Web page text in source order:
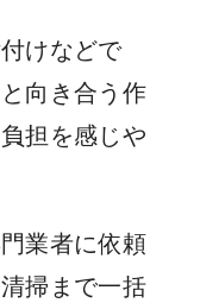
けなどで
向き合う作
担を感じや
業者に依頼
掃まで一括